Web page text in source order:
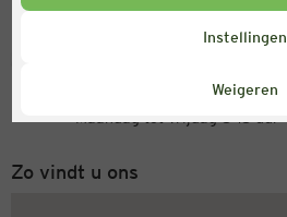
Instellingen
Weigeren
+31 (0) 543 20 50 15
Zo vindt u ons